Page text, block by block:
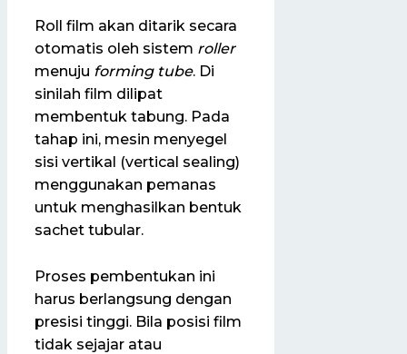
Roll film akan ditarik secara
otomatis oleh sistem roller
menuju forming tube. Di
sinilah film dilipat
membentuk tabung. Pada
tahap ini, mesin menyegel
sisi vertikal (vertical sealing)
menggunakan pemanas
untuk menghasilkan bentuk
sachet tubular.
Proses pembentukan ini
harus berlangsung dengan
presisi tinggi. Bila posisi film
tidak sejajar atau